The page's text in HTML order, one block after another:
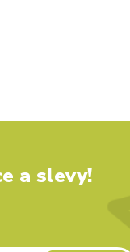
a slevy!